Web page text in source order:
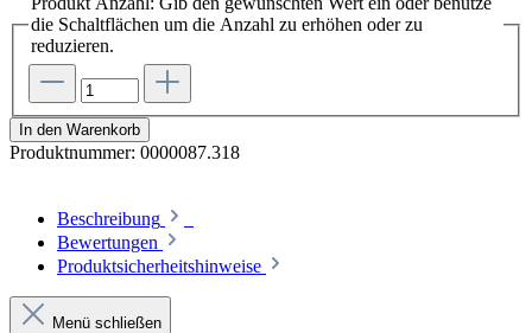
die Schaltflächen um die Anzahl zu erhöhen oder zu
reduzieren.
In den Warenkorb
Produktnummer: 0000087.318
Beschreibung
Bewertungen
Produktsicherheitshinweise
Menü schließen